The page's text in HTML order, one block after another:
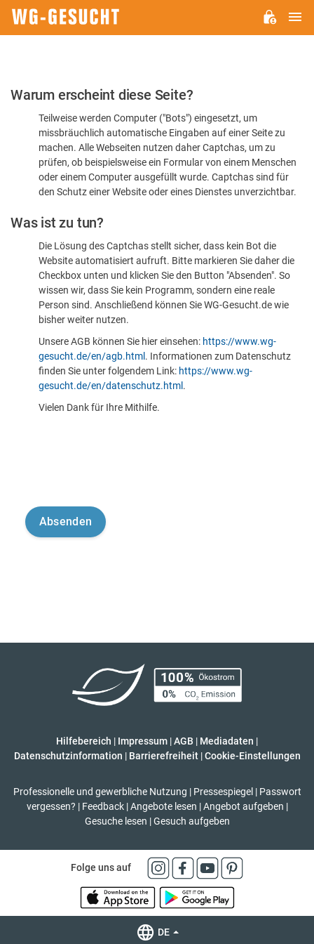
Bitte
dass
sind
Warum erscheint diese Seite?
Teilweise werden Computer ("Bots") eingesetzt, um
missbräuchlich automatische Eingaben auf einer Seite zu
machen. Alle Webseiten nutzen daher Captchas, um zu
prüfen, ob beispielsweise ein Formular von einem Menschen
oder einem Computer ausgefüllt wurde. Captchas sind für
den Schutz einer Website oder eines Dienstes unverzichtbar.
Was ist zu tun?
Die Lösung des Captchas stellt sicher, dass kein Bot die
Website automatisiert aufruft. Bitte markieren Sie daher die
Checkbox unten und klicken Sie den Button "Absenden". So
wissen wir, dass Sie kein Programm, sondern eine reale
Person sind. Anschließend können Sie WG-Gesucht.de wie
bisher weiter nutzen.
Unsere AGB können Sie hier einsehen: https://www.wg-
gesucht.de/en/agb.html . Informationen zum Datenschutz
finden Sie unter folgendem Link: https://www.wg-
gesucht.de/en/datenschutz.html .
Vielen Dank für Ihre Mithilfe.
Hilfebereich | Impressum |AGB | Mediadaten |
Datenschutzinformation | Barrierefreiheit | Cookie-Einstellungen
Professionelle und gewerbliche Nutzung | Pressespiegel | Passwort
vergessen? | Feedback | Angebote lesen | Angebot aufgeben |
Gesuche lesen | Gesuch aufgeben
Folge uns auf
DE